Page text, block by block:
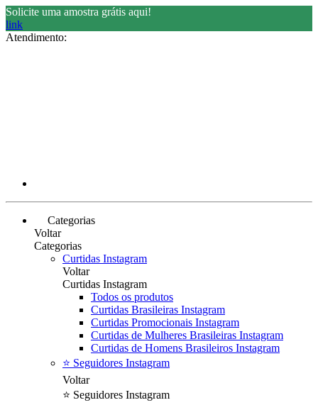
Solicite uma amostra grátis aqui!
link
Atendimento:
Categorias
Voltar
Categorias
Curtidas Instagram
Voltar
Curtidas Instagram
Todos os produtos
Curtidas Brasileiras Instagram
Curtidas Promocionais Instagram
Curtidas de Mulheres Brasileiras Instagram
Curtidas de Homens Brasileiros Instagram
⭐ Seguidores Instagram
Voltar
⭐ Seguidores Instagram